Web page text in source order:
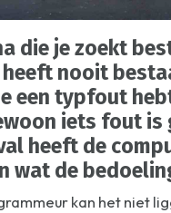
die je zoekt
heeft nooit
een typfout
iets fout is
heeft de
wat de
kan het niet